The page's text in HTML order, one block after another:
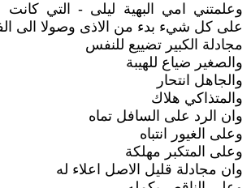
وعلمتني امي البهية ليلى - التي
على كل شيء بدء من الاذى وصولا الى
مجادلة الكبير تضييع للنفس
والصغير ضياع للهيبة
والجاهل انتحار
والمتذاكي هلاك
وان الرد على السافل تماه
وعلى الغيور انتباه
وعلى المتكبر مهلكة
وان مجادلة قليل الاصل اعلاء له